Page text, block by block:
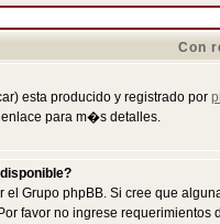
Con
esta producido y registrado por
para m�s detalles.
el Grupo phpBB. Si cree que
favor no ingrese